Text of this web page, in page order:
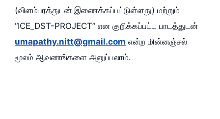
(விளம்பரத்துடன் இணைக்கப்பட்டுள்ளது) மற்றும்
“ICE_DST-PROJECT” என குறிக்கப்பட்ட பாடத்துடன்
umapathy.nitt@gmail.com என்ற மின்னஞ்சல்
மூலம் ஆவணங்களை அனுப்பலாம்.